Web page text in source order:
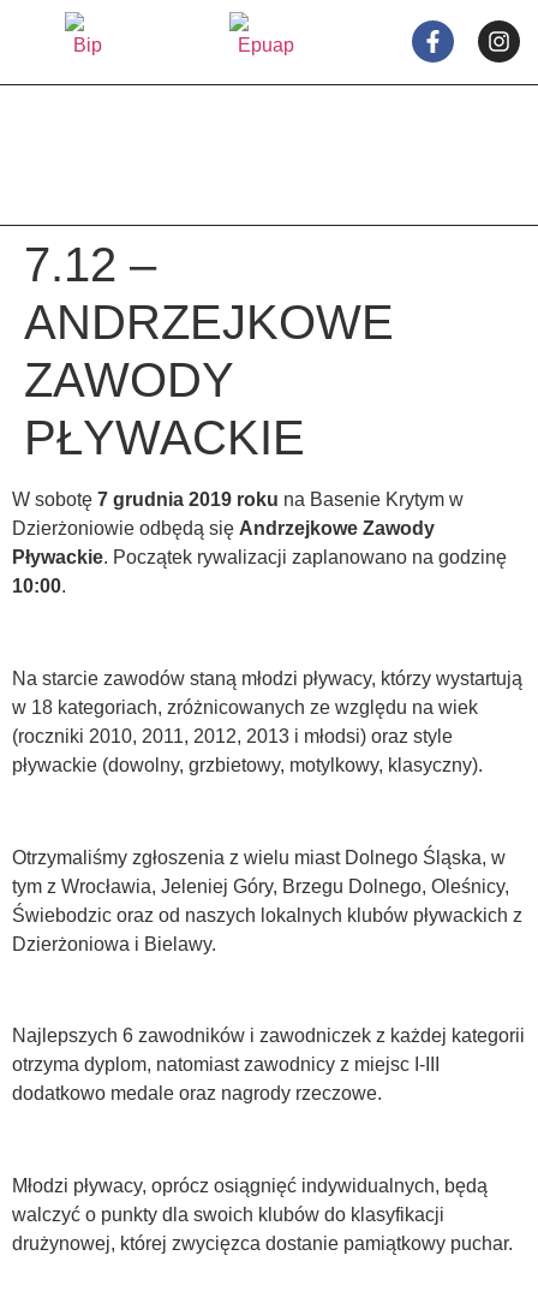
7.12 –
ANDRZEJKOWE
ZAWODY
PŁYWACKIE
W sobotę 7 grudnia 2019 roku na Basenie Krytym w
Dzierżoniowie odbędą się Andrzejkowe Zawody
Pływackie. Początek rywalizacji zaplanowano na godzinę
10:00.
Na starcie zawodów staną młodzi pływacy, którzy wystartują
w 18 kategoriach, zróżnicowanych ze względu na wiek
(roczniki 2010, 2011, 2012, 2013 i młodsi) oraz style
pływackie (dowolny, grzbietowy, motylkowy, klasyczny).
Otrzymaliśmy zgłoszenia z wielu miast Dolnego Śląska, w
tym z Wrocławia, Jeleniej Góry, Brzegu Dolnego, Oleśnicy,
Świebodzic oraz od naszych lokalnych klubów pływackich z
Dzierżoniowa i Bielawy.
Najlepszych 6 zawodników i zawodniczek z każdej kategorii
otrzyma dyplom, natomiast zawodnicy z miejsc I-III
dodatkowo medale oraz nagrody rzeczowe.
Młodzi pływacy, oprócz osiągnięć indywidualnych, będą
walczyć o punkty dla swoich klubów do klasyfikacji
drużynowej, której zwycięzca dostanie pamiątkowy puchar.